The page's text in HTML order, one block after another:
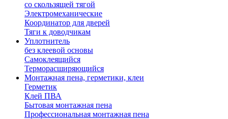
со скользящей тягой
Электромеханические
Координатор для дверей
Тяги к доводчикам
Уплотнитель
без клеевой основы
Самоклеящийся
Терморасширяющийся
Монтажная пена, герметики, клеи
Герметик
Клей ПВА
Бытовая монтажная пена
Профессиональная монтажная пена